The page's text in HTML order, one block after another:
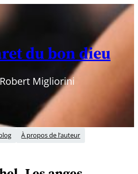
du bon dieu
Migliorini
À propos de l’auteur